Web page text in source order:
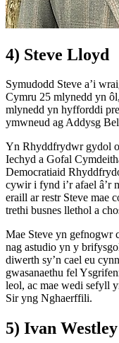
4) Steve Lloyd
Symudodd Steve a’i
Cymru 25 mlynedd yn
mlynedd yn hyfforddi
ymwneud ag Addysg
Yn Rhyddfrydwr gydol
Iechyd a Gofal
Democratiaid
cywir i fynd i’r afael â’r
eraill ar restr Steve mae
trethi busnes llethol a
Mae Steve yn gefnogwr
nag astudio yn y
diwerth sy’n cael eu
gwasanaethu fel
leol, ac mae wedi sefyll
Sir yng Nghaerffili.
5) Ivan Westley